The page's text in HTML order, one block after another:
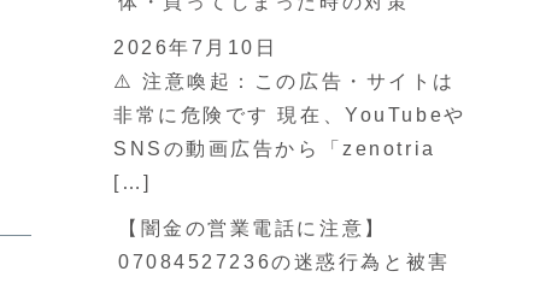
2026年7月10日
⚠️ 注意喚起：この広告・サイトは
非常に危険です 現在、YouTubeや
SNSの動画広告から「zenotria
[…]
【闇金の営業電話に注意】
07084527236の迷惑行為と被害